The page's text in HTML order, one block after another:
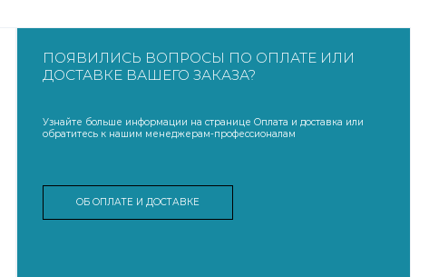
ПОЯВИЛИСЬ ВОПРОСЫ ПО ОПЛАТЕ ИЛИ
ДОСТАВКЕ ВАШЕГО ЗАКАЗА?
Узнайте больше информации на странице Оплата и доставка или
обратитесь к нашим менеджерам-профессионалам
ОБ ОПЛАТЕ И ДОСТАВКЕ